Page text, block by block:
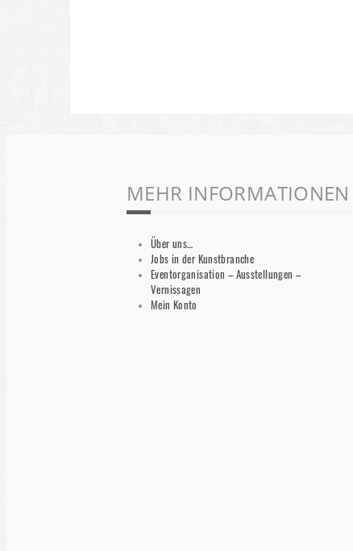
MEHR INFORMATIONEN
Über uns…
Jobs in der Kunstbranche
Eventorganisation – Ausstellungen –
Vernissagen
Mein Konto